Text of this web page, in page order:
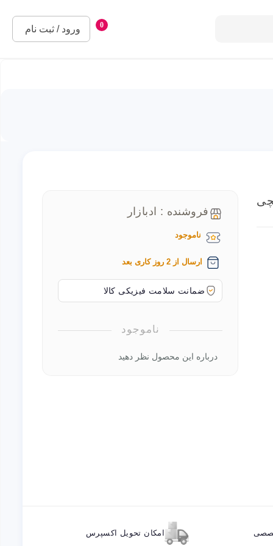
0
ورود / ثبت نام
فروشنده : ادبازار
ناموجود
ارسال از 2 روز کاری بعد
ضمانت سلامت فیزیکی کالا
ناموجود
درباره این محصول نظر دهید
امکان تحویل اکسپرس